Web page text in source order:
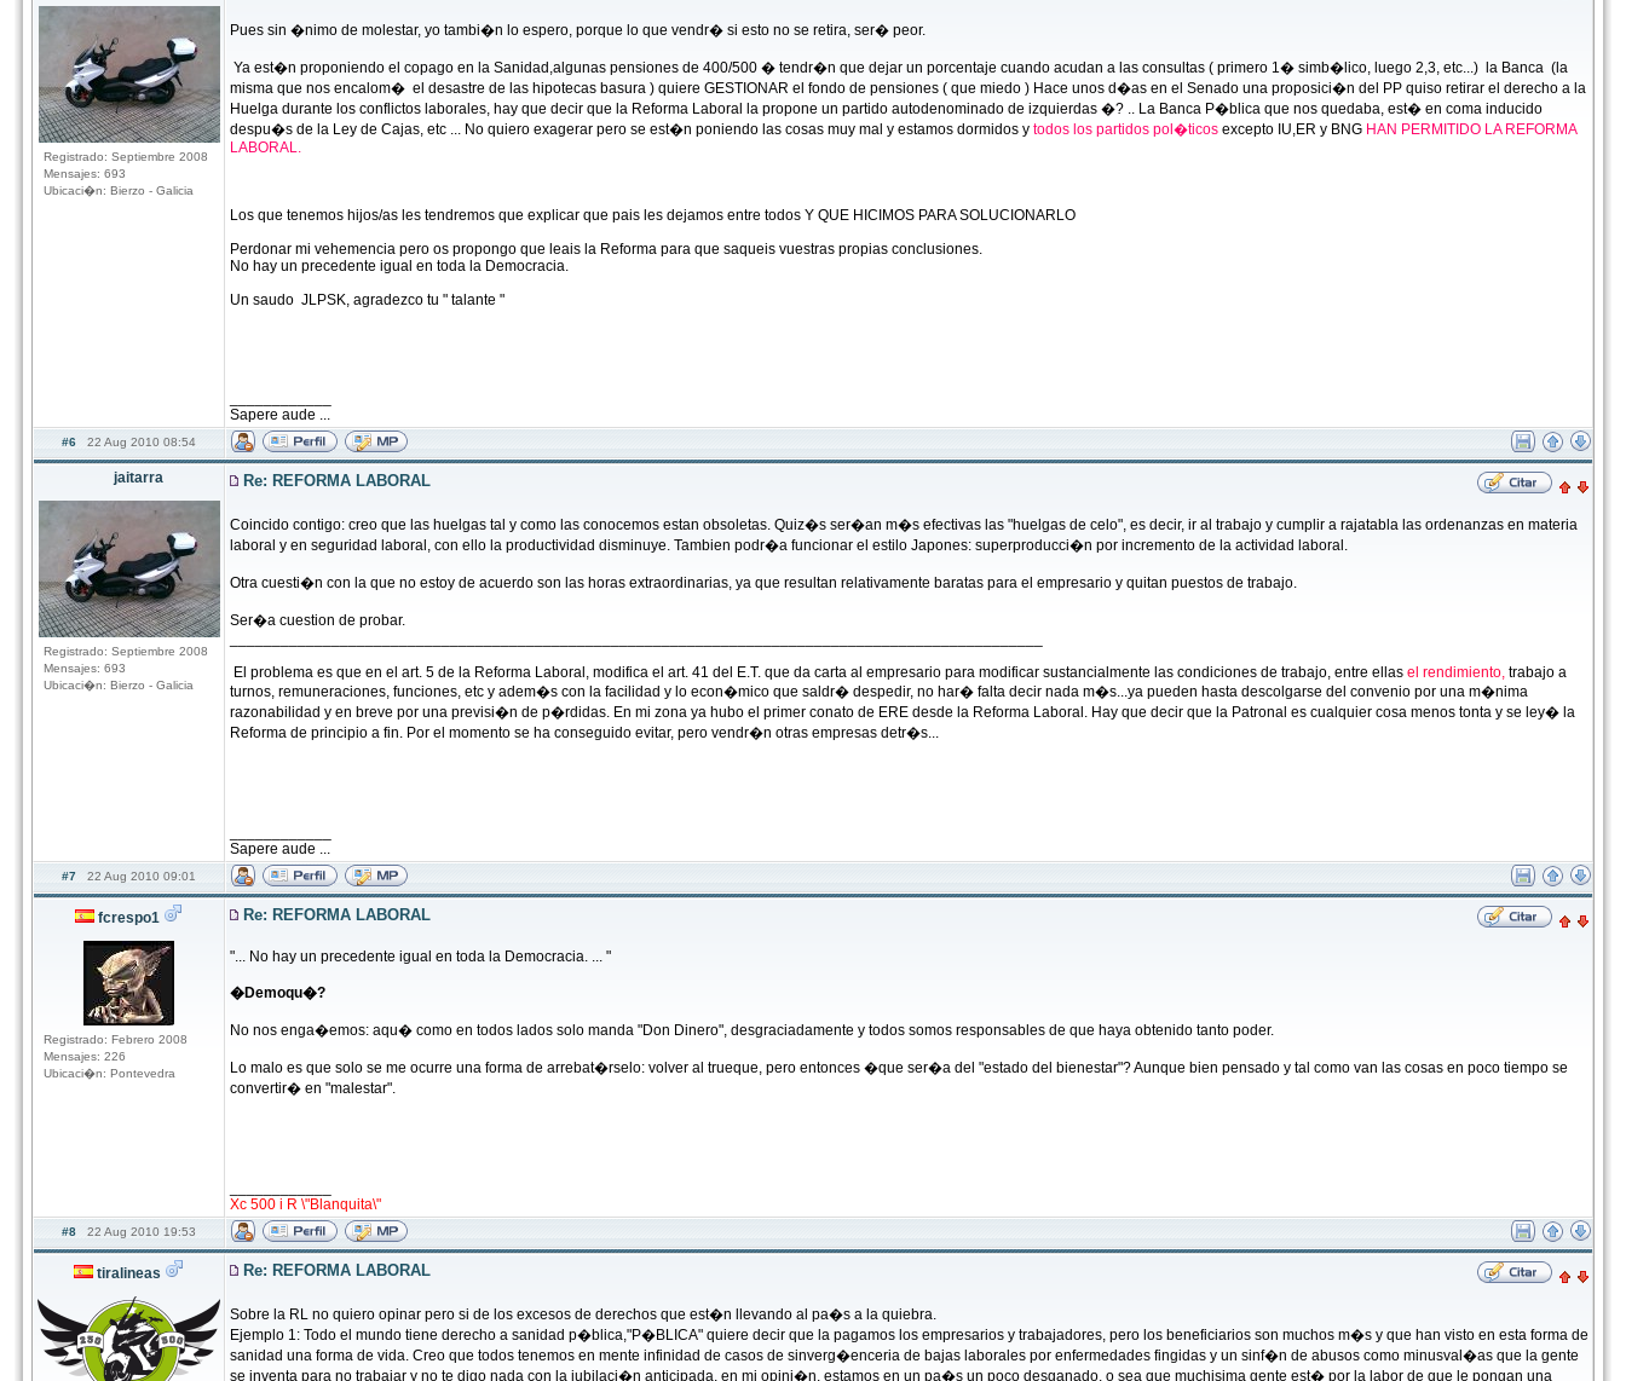
Registrado: Septiembre 2008
Mensajes: 693
Ubicaci�n: Bierzo - Galicia
Pues sin �nimo de molestar, yo tambi�n lo espero, porque lo que vendr� si esto no se retira, ser� peor.
Ya est�n proponiendo el copago en la Sanidad,algunas pensiones de 400/500 � tendr�n que dejar un porcentaje cuando acudan a las consultas ( primero 1� simb�lico, luego 2,3, etc...) la Banca (la
misma que nos encalom� el desastre de las hipotecas basura ) quiere GESTIONAR el fondo de pensiones ( que miedo ) Hace unos d�as en el Senado una proposici�n del PP quiso retirar el derecho a la
Huelga durante los conflictos laborales, hay que decir que la Reforma Laboral la propone un partido autodenominado de izquierdas �? .. La Banca P�blica que nos quedaba, est� en coma inducido
despu�s de la Ley de Cajas, etc ... No quiero exagerar pero se est�n poniendo las cosas muy mal y estamos dormidos y todos los partidos pol�ticos excepto IU,ER y BNG HAN PERMITIDO LA REFORMA
LABORAL.
Los que tenemos hijos/as les tendremos que explicar que pais les dejamos entre todos Y QUE HICIMOS PARA SOLUCIONARLO
Perdonar mi vehemencia pero os propongo que leais la Reforma para que saqueis vuestras propias conclusiones.
No hay un precedente igual en toda la Democracia.
Un saudo JLPSK, agradezco tu " talante "
Sapere aude ...
#6 22 Aug 2010 08:54
jaitarra
Registrado: Septiembre 2008
Mensajes: 693
Ubicaci�n: Bierzo - Galicia
Re: REFORMA LABORAL
Coincido contigo: creo que las huelgas tal y como las conocemos estan obsoletas. Quiz�s ser�an m�s efectivas las "huelgas de celo", es decir, ir al trabajo y cumplir a rajatabla las ordenanzas en materia
laboral y en seguridad laboral, con ello la productividad disminuye. Tambien podr�a funcionar el estilo Japones: superproducci�n por incremento de la actividad laboral.
Otra cuesti�n con la que no estoy de acuerdo son las horas extraordinarias, ya que resultan relativamente baratas para el empresario y quitan puestos de trabajo.
Ser�a cuestion de probar.
El problema es que en el art. 5 de la Reforma Laboral, modifica el art. 41 del E.T. que da carta al empresario para modificar sustancialmente las condiciones de trabajo, entre ellas el rendimiento, trabajo a
turnos, remuneraciones, funciones, etc y adem�s con la facilidad y lo econ�mico que saldr� despedir, no har� falta decir nada m�s...ya pueden hasta descolgarse del convenio por una m�nima
razonabilidad y en breve por una previsi�n de p�rdidas. En mi zona ya hubo el primer conato de ERE desde la Reforma Laboral. Hay que decir que la Patronal es cualquier cosa menos tonta y se ley� la
Reforma de principio a fin. Por el momento se ha conseguido evitar, pero vendr�n otras empresas detr�s...
Sapere aude ...
#7 22 Aug 2010 09:01
fcrespo1
Registrado: Febrero 2008
Mensajes: 226
Ubicaci�n: Pontevedra
Re: REFORMA LABORAL
"... No hay un precedente igual en toda la Democracia. ... "
�Demoqu�?
No nos enga�emos: aqu� como en todos lados solo manda "Don Dinero", desgraciadamente y todos somos responsables de que haya obtenido tanto poder.
Lo malo es que solo se me ocurre una forma de arrebat�rselo: volver al trueque, pero entonces �que ser�a del "estado del bienestar"? Aunque bien pensado y tal como van las cosas en poco tiempo se
convertir� en "malestar".
Xc 500 i R \"Blanquita\"
#8 22 Aug 2010 19:53
tiralineas Re: REFORMA LABORAL
Sobre la RL no quiero opinar pero si de los excesos de derechos que est�n llevando al pa�s a la quiebra.
Ejemplo 1: Todo el mundo tiene derecho a sanidad p�blica,"P�BLICA" quiere decir que la pagamos los empresarios y trabajadores, pero los beneficiarios son muchos m�s y que han visto en esta forma de
sanidad una forma de vida. Creo que todos tenemos en mente infinidad de casos de sinverg�enceria de bajas laborales por enfermedades fingidas y un sinf�n de abusos como minusval�as que la gente
se inventa para no trabajar y no te digo nada con la jubilaci�n anticipada, en mi opini�n, estamos en un pa�s un poco desganado, o sea que muchisima gente est� por la labor de que le pongan una